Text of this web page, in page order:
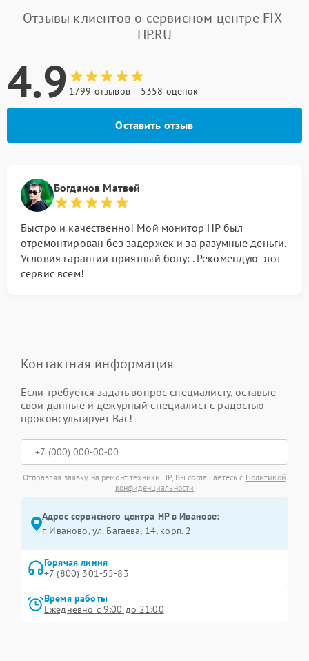
Отзывы клиентов о сервисном центре FIX-
HP.RU
4.9 1799 отзывов 5358 оценок
Оставить отзыв
Богданов Матвей
Быстро и качественно! Мой монитор HP был
отремонтирован без задержек и за разумные деньги.
Условия гарантии приятный бонус. Рекомендую этот
сервис всем!
Контактная информация
Если требуется задать вопрос специалисту, оставьте
свои данные и дежурный специалист с радостью
проконсультирует Вас!
Отправляя заявку на ремонт техники HP, Вы соглашаетесь с Политикой
конфиденциальности
Адрес сервисного центра HP в Иванове:
г. Иваново, ул. Багаева, 14, корп. 2
Горячая линия
+7 (800) 301-55-83
Время работы
Ежедневно с 9:00 до 21:00